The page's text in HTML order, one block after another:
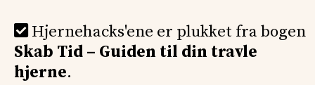
Hjernehacks'ene er plukket fra bogen
Skab Tid – Guiden til din travle
hjerne.